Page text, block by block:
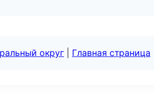
округ Главная страница